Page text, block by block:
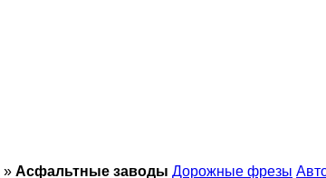
» Асфальтные заводы Дорожные фрезы